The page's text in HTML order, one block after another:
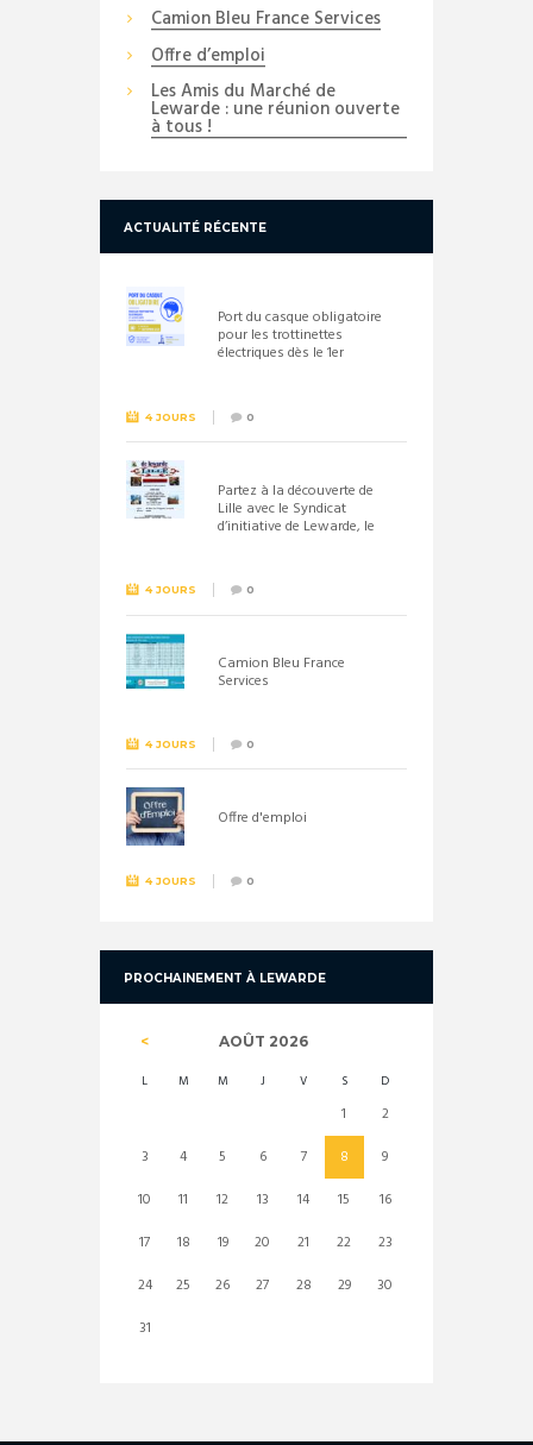
Camion Bleu France Services
Offre d’emploi
Les Amis du Marché de
Lewarde : une réunion ouverte
à tous !
ACTUALITÉ RÉCENTE
Port du casque obligatoire
pour les trottinettes
électriques dès le 1er
4 JOURS 0
Partez à la découverte de
Lille avec le Syndicat
d’initiative de Lewarde, le
4 JOURS 0
Camion Bleu France
Services
4 JOURS 0
Offre d'emploi
4 JOURS 0
PROCHAINEMENT À LEWARDE
AOÛT 2026
L M M J V S D
1
2
3
4 5 6 7 8
9
10
11 12 13 14 15
16
17
18 19 20 21 22
23
24
25 26 27 28 29
30
31